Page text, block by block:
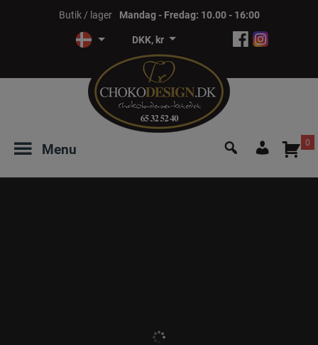
Butik / lager
Mandag - Fredag: 10.00 - 16:00
DKK, kr
Søg
0
Menu